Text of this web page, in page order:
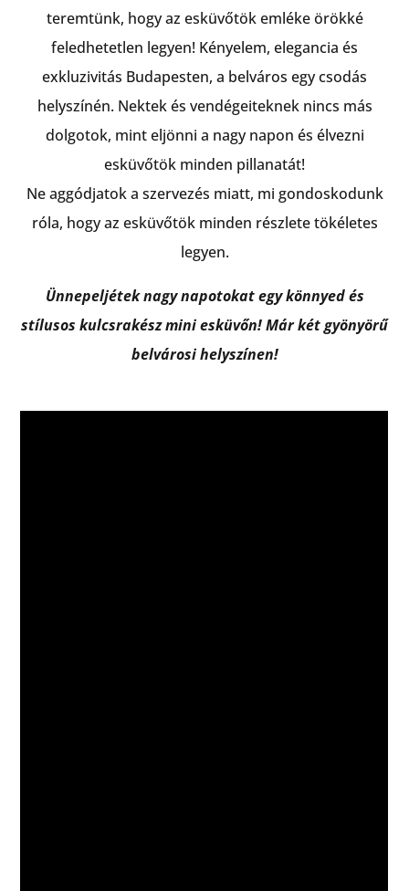
teremtünk, hogy az esküvőtök emléke örökké
feledhetetlen legyen! Kényelem, elegancia és
exkluzivitás Budapesten, a belváros egy csodás
helyszínén. Nektek és vendégeiteknek nincs más
dolgotok, mint eljönni a nagy napon és élvezni
esküvőtök minden pillanatát!
Ne aggódjatok a szervezés miatt, mi gondoskodunk
róla, hogy az esküvőtök minden részlete tökéletes
legyen.
Ünnepeljétek nagy napotokat egy könnyed és
stílusos kulcsrakész mini esküvőn! Már két gyönyörű
belvárosi helyszínen!